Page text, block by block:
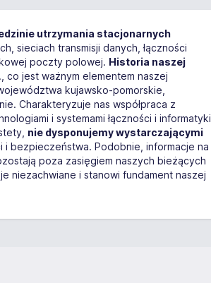
utrzymania stacjonarnych
sieciach transmisji danych, łączności
poczty polowej. Historia naszej
co jest ważnym elementem naszej
kujawsko-pomorskie,
Charakteryzuje nas współpraca z
i systemami łączności i informatyki,
nie dysponujemy wystarczającymi
bezpieczeństwa. Podobnie, informacje na
poza zasięgiem naszych bieżących
niezachwiane i stanowi fundament naszej